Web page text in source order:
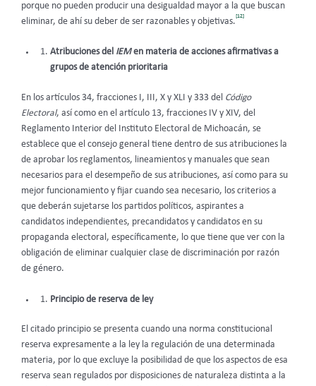
porque no pueden producir una desigualdad mayor a la que buscan
eliminar, de ahí su deber de ser razonables y objetivas.
[12]
Atribuciones del IEMen materia de acciones afirmativas a
grupos de atención prioritaria
En los artículos 34, fracciones I, III, X y XLI y 333 del Código
Electoral, así como en el artículo 13, fracciones IV y XIV, del
Reglamento Interior del Instituto Electoral de Michoacán, se
establece que el consejo general tiene dentro de sus atribuciones la
de aprobar los reglamentos, lineamientos y manuales que sean
necesarios para el desempeño de sus atribuciones, así como para su
mejor funcionamiento y fijar cuando sea necesario, los criterios a
que deberán sujetarse los partidos políticos, aspirantes a
candidatos independientes, precandidatos y candidatos en su
propaganda electoral, específicamente, lo que tiene que ver con la
obligación de eliminar cualquier clase de discriminación por razón
de género.
Principio de reserva de ley
El citado principio se presenta cuando una norma constitucional
reserva expresamente a la ley la regulación de una determinada
materia, por lo que excluye la posibilidad de que los aspectos de esa
reserva sean regulados por disposiciones de naturaleza distinta a la